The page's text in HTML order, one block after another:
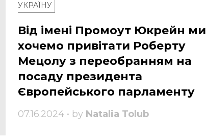
УКРАЇНУ
Від імені Промоут Юкрейн ми
хочемо привітати Роберту
Мецолу з переобранням на
посаду президента
Європейського парламенту
07.16.2024 • by Natalia Tolub